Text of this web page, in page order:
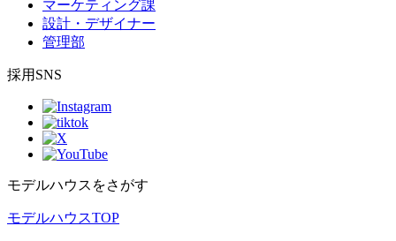
マーケティング課
設計・デザイナー
管理部
採用SNS
モデルハウスをさがす
モデルハウスTOP